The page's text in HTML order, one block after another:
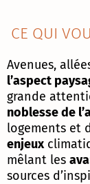
CE QUI
Avenues,
l’aspect
grande
noblesse de
logements et
enjeux
mêlant les
sources